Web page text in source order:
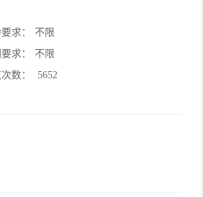
求：
不限
求：
不限
数：
5652